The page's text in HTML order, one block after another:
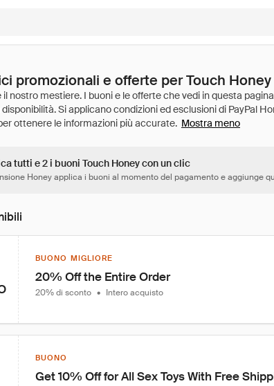
promozionali e offerte per Touch Honey
Mostra meno
tutti e 2 i buoni Touch Honey con un clic
Honey applica i buoni al momento del pagamento e aggiunge
BUONO MIGLIORE
20% Off the Entire Order
20% di sconto • Intero acquisto
BUONO
Get 10% Off for All Sex Toys With Free